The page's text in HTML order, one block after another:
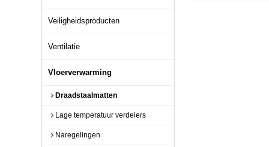
Veiligheidsproducten
Ventilatie
Vloerverwarming
Draadstaalmatten
Lage temperatuur verdelers
Naregelingen